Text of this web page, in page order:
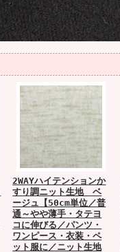
2WAYハイテンションか
すり調ニット生地 ベ
ージュ【50cm単位／普
通～やや薄手・タテヨ
コに伸びる／パンツ・
ワンピース・衣装・ペ
ット服に／ニット生地